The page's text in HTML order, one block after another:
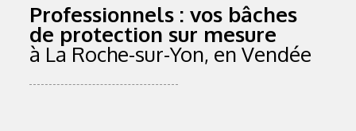
Professionnels : vos bâches
de protection sur mesure
à La Roche-sur-Yon, en Vendée